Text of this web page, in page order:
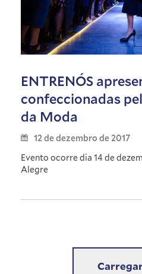
ENTRENÓS
confeccionadas
da Moda
12 de dezembro de 2017
Evento ocorre dia 14 de
Alegre